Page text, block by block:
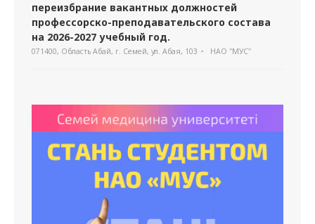
переизбрание вакантных должностей
профессорско-преподавательского состава
на 2026-2027 учебный год.
071400, Область Абай, г. Семей, ул. Абая, 103 НАО "МУС"